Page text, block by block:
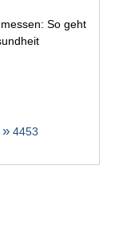
So geht
» 4453